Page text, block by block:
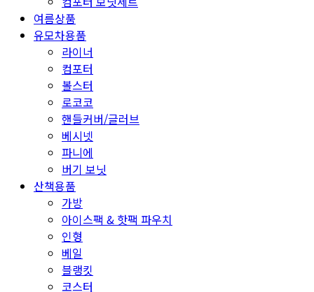
여름상품
유모차용품
라이너
컴포터
볼스터
로코코
핸들커버/글러브
베시넷
파니에
버기 보닛
산책용품
가방
아이스팩 & 핫팩 파우치
인형
베일
블랭킷
코스터